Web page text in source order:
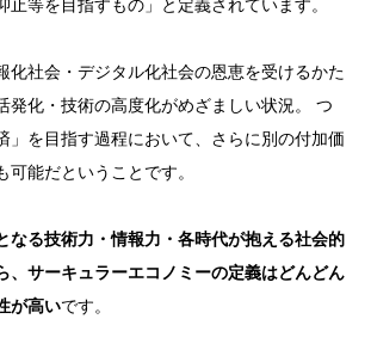
止等を目指すもの」と定義されています。
化社会・デジタル化社会の恩恵を受けるかた
発化・技術の高度化がめざましい状況。 つ
」を目指す過程において、さらに別の付加価
可能だということです。
なる技術力・情報力・各時代が抱える社会的
、サーキュラーエコノミーの定義はどんどん
が高いです。